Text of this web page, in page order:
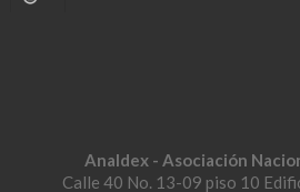
Analdex - Asociación
Calle 40 No. 13-09 piso 10